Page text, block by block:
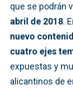
que se podrán
abril de 2018.
nuevo
cuatro ejes
expuestas y
alicantinos de